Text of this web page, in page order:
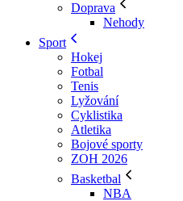
Doprava
Nehody
Sport
Hokej
Fotbal
Tenis
Lyžování
Cyklistika
Atletika
Bojové sporty
ZOH 2026
Basketbal
NBA